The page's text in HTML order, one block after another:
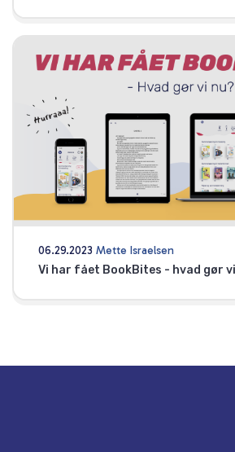
06.29.2023 Mette Israelsen
Vi har fået BookBites - hvad gør